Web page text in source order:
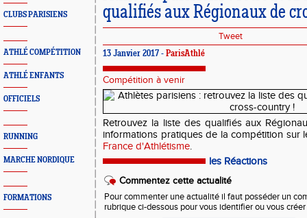
CLUBS PARISIENS
ATHLÉ COMPÉTITION
ATHLÉ ENFANTS
OFFICIELS
RUNNING
MARCHE NORDIQUE
FORMATIONS
qualifiés aux Régionaux de
Tweet
13 Janvier 2017 - ParisAthlé
Compétition à venir
Retrouvez la liste des qualifiés aux
informations pratiques de la compétition sur
France d'Athlétisme.
les Réactions
Commentez cette actualité
Pour commenter une actualité il faut posséder un
rubrique ci-dessous pour vous identifier ou vous